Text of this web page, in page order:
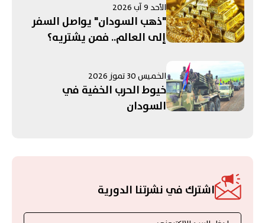
الأحد 9 آب 2026
"ذهب السودان" يواصل السفر
إلى العالم.. فمن يشتريه؟
الخميس 30 تموز 2026
خيوط الحرب الخفية في
السودان
اشترك في نشرتنا الدورية